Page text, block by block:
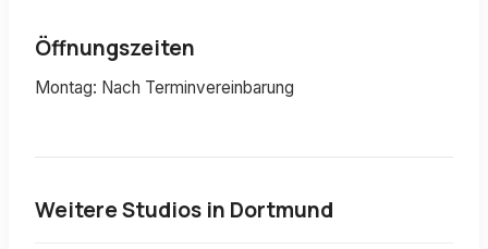
Öffnungszeiten
Montag: Nach Terminvereinbarung
Weitere Studios in Dortmund